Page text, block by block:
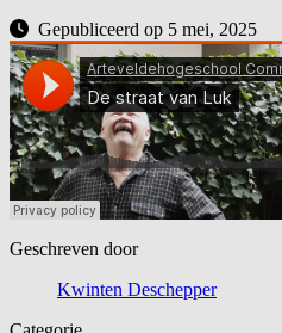
Gepubliceerd op 5 mei, 2025
Geschreven door
Kwinten Deschepper